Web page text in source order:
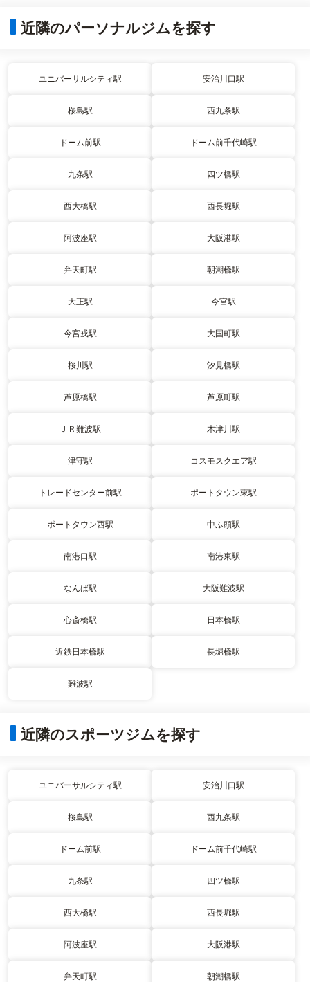
近隣のパーソナルジムを探す
ユニバーサルシティ駅 安治川口駅
桜島駅 西九条駅
ドーム前駅 ドーム前千代崎駅
九条駅 四ツ橋駅
西大橋駅 西長堀駅
阿波座駅 大阪港駅
弁天町駅 朝潮橋駅
大正駅 今宮駅
今宮戎駅 大国町駅
桜川駅 汐見橋駅
芦原橋駅 芦原町駅
ＪＲ難波駅 木津川駅
津守駅 コスモスクエア駅
トレードセンター前駅 ポートタウン東駅
ポートタウン西駅 中ふ頭駅
南港口駅 南港東駅
なんば駅 大阪難波駅
心斎橋駅 日本橋駅
近鉄日本橋駅 長堀橋駅
難波駅
近隣のスポーツジムを探す
ユニバーサルシティ駅 安治川口駅
桜島駅 西九条駅
ドーム前駅 ドーム前千代崎駅
九条駅 四ツ橋駅
西大橋駅 西長堀駅
阿波座駅 大阪港駅
弁天町駅 朝潮橋駅